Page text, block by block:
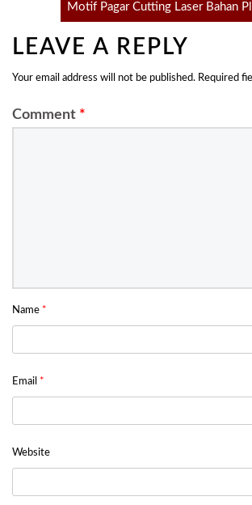
navigation
Motif Pagar Cutting Laser Bahan
LEAVE A REPLY
Your email address will not be published. Required
Comment *
Name *
Email *
Website